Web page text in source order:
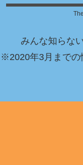
みんな知らな
※2020年3月までの